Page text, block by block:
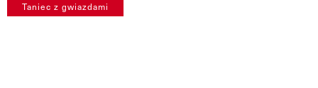
Taniec z gwiazdami